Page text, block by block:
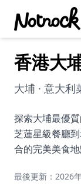
精選活動
博客文章
約會好去處
美食佳餚
香港大
大埔 · 意大利
探索大埔最優
芝蓮星級餐廳
合的完美美食地
最後更新：2026